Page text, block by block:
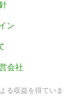
ン
会社
る収益を得ていま